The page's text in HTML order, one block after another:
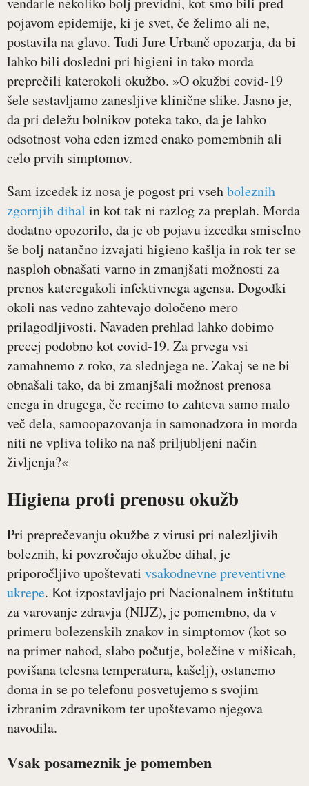
pojavom epidemije, ki je svet, če želimo ali ne,
postavila na glavo. Tudi Jure Urbanč opozarja, da bi
lahko bili dosledni pri higieni in tako morda
preprečili katerokoli okužbo. »O okužbi covid-19
šele sestavljamo zanesljive klinične slike. Jasno je,
da pri deležu bolnikov poteka tako, da je lahko
odsotnost voha eden izmed enako pomembnih ali
celo prvih simptomov.
Sam izcedek iz nosa je pogost pri vsehboleznih
zgornjih dihal in kot tak ni razlog za preplah. Morda
dodatno opozorilo, da je ob pojavu izcedka smiselno
še bolj natančno izvajati higieno kašlja in rok ter se
nasploh obnašati varno in zmanjšati možnosti za
prenos kateregakoli infektivnega agensa. Dogodki
okoli nas vedno zahtevajo določeno mero
prilagodljivosti. Navaden prehlad lahko dobimo
precej podobno kot covid-19. Za prvega vsi
zamahnemo z roko, za slednjega ne. Zakaj se ne bi
obnašali tako, da bi zmanjšali možnost prenosa
enega in drugega, če recimo to zahteva samo malo
več dela, samoopazovanja in samonadzora in morda
niti ne vpliva toliko na naš priljubljeni način
življenja?«
Higiena proti prenosu okužb
Pri preprečevanju okužbe z virusi pri nalezljivih
boleznih, ki povzročajo okužbe dihal, je
priporočljivo upoštevati vsakodnevne preventivne
ukrepe. Kot izpostavljajo pri Nacionalnem inštitutu
za varovanje zdravja (NIJZ), je pomembno, da v
primeru bolezenskih znakov in simptomov (kot so
na primer nahod, slabo počutje, bolečine v mišicah,
povišana telesna temperatura, kašelj), ostanemo
doma in se po telefonu posvetujemo s svojim
izbranim zdravnikom ter upoštevamo njegova
navodila.
Vsak posameznik je pomemben